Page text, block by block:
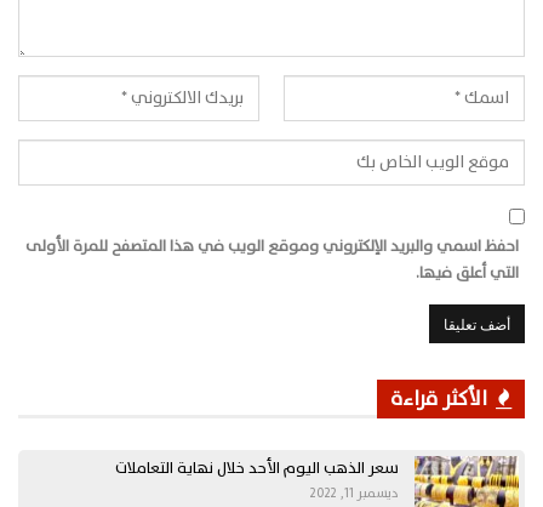
احفظ اسمي والبريد الإلكتروني وموقع الويب في هذا المتصفح للمرة الأولى
التي أعلق فيها.
الأكثر قراءة
سعر الذهب اليوم الأحد خلال نهاية التعاملات
ديسمبر 11, 2022